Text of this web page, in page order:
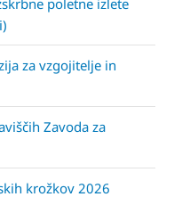
za vzgojitelje in
Zavoda za
krožkov 2026